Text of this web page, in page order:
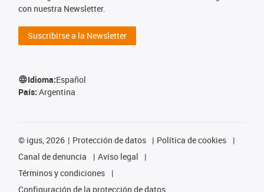
con nuestra Newsletter.
Suscribirse a la Newsletter
Idioma:Español
País: Argentina
© igus, 2026 Protección de datos
Política de cookies
Canal de denuncia
Aviso legal
Términos y condiciones
Configuración de la protección de datos